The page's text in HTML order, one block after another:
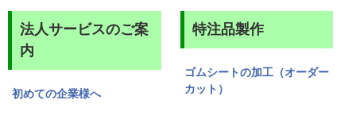
法人サービスのご案
内
初めての企業様へ
特注品製作
ゴムシートの加工（オーダー
カット）